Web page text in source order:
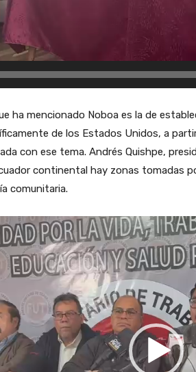
ha mencionado Noboa es la de
de los Estados Unidos, a
con ese tema. Andrés Quishpe,
continental hay zonas tomadas
comunitaria.